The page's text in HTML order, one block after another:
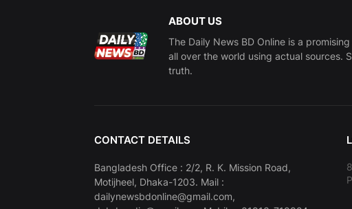
ABOUT US
The Daily News BD Online is a
all over the world using actual sources.
truth.
CONTACT DETAILS
Bangladesh Office : 2/2, R. K. Mission Road,
Motijheel, Dhaka-1203. Mail :
dailynewsbdonline@gmail.com,